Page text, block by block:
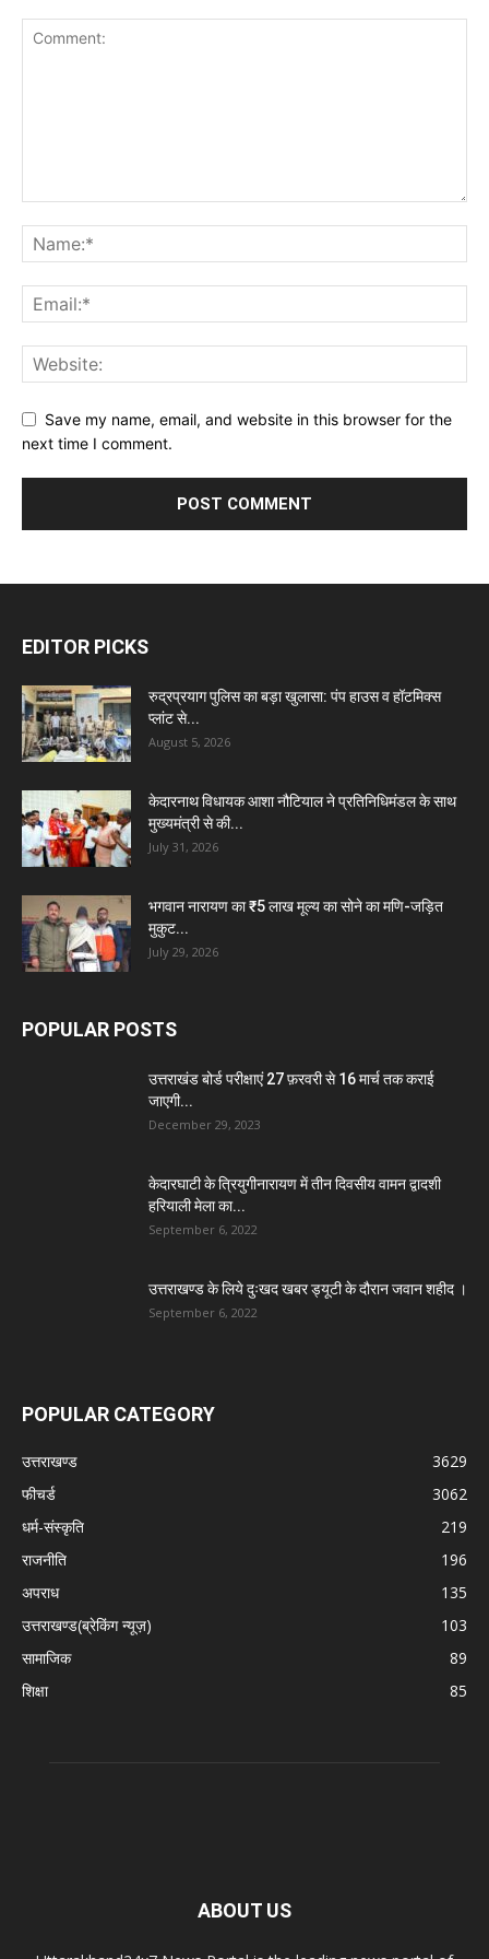
Save my name, email, and website in this browser for the
next time I comment.
EDITOR PICKS
रुद्रप्रयाग पुलिस का बड़ा खुलासा: पंप हाउस व हॉटमिक्स
प्लांट से...
August 5, 2026
केदारनाथ विधायक आशा नौटियाल ने प्रतिनिधिमंडल के साथ
मुख्यमंत्री से की...
July 31, 2026
भगवान नारायण का ₹5 लाख मूल्य का सोने का मणि-जड़ित
मुकुट...
July 29, 2026
POPULAR POSTS
उत्तराखंड बोर्ड परीक्षाएं 27 फ़रवरी से 16 मार्च तक कराई
जाएगी...
December 29, 2023
केदारघाटी के त्रियुगीनारायण में तीन दिवसीय वामन द्वादशी
हरियाली मेला का...
September 6, 2022
उत्तराखण्ड के लिये दुःखद खबर ड्यूटी के दौरान जवान शहीद ।
September 6, 2022
POPULAR CATEGORY
उत्तराखण्ड
3629
फीचर्ड
3062
धर्म-संस्कृति
219
राजनीति
196
अपराध
135
उत्तराखण्ड(ब्रेकिंग न्यूज़)
103
सामाजिक
89
शिक्षा
85
ABOUT US